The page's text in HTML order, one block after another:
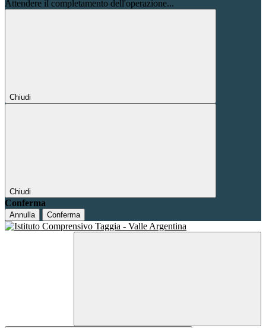
Attendere il completamento dell'operazione...
Chiudi
Chiudi
Conferma
Annulla Conferma